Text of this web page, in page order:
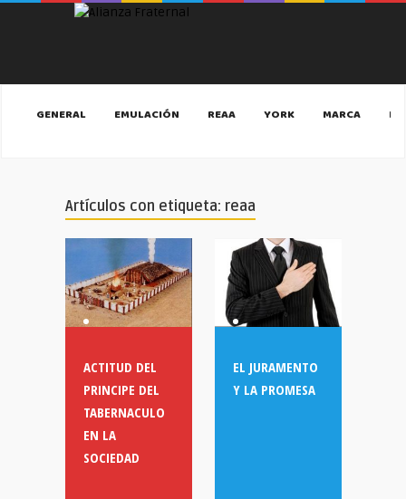
GENERAL EMULACIÓN REAA YORK MARCA
Artículos con etiqueta: reaa
ACTITUD DEL
PRINCIPE DEL
TABERNACULO
EN LA
SOCIEDAD
EL JURAMENTO
Y LA PROMESA